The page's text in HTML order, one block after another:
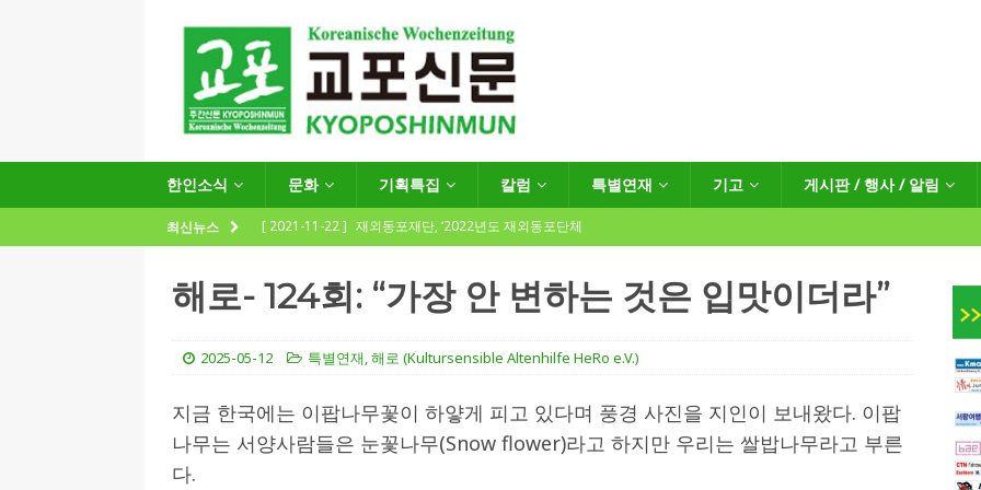
한인소식 문화 기획특집 칼럼 특별연재 기고 게시판 / 행사 / 알림
최신뉴스 [ 2021-11-22 ] 재외동포재단, ‘2022년도 재외동포단체
[ 2021-09-24 ] 함부르크한인회
(12.14일 기준)
게시판 / 행사 / 알림
[ 2026-07-27 ] “재독동포와 함께하는 재독일한인체육회로 거듭나겠습니다”
한인소식
해로- 124회: “가장 안 변하는 것은 입맛이더라”
2025-05-12 특별연재,해로 (Kultursensible Altenhilfe HeRo e.V.)
지금 한국에는 이팝나무꽃이 하얗게 피고 있다며 풍경 사진을 지인이 보내왔다. 이팝
나무는 서양사람들은 눈꽃나무(Snow flower)라고 하지만 우리는 쌀밥나무라고 부른
다.